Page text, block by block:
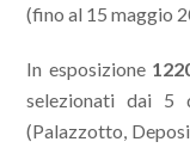
(fino al 15 maggio
In esposizione
selezionati dai 5
(Palazzotto,